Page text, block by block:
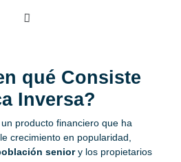
qué Consiste
Inversa?
producto financiero que ha
crecimiento en popularidad,
seniory los propietarios